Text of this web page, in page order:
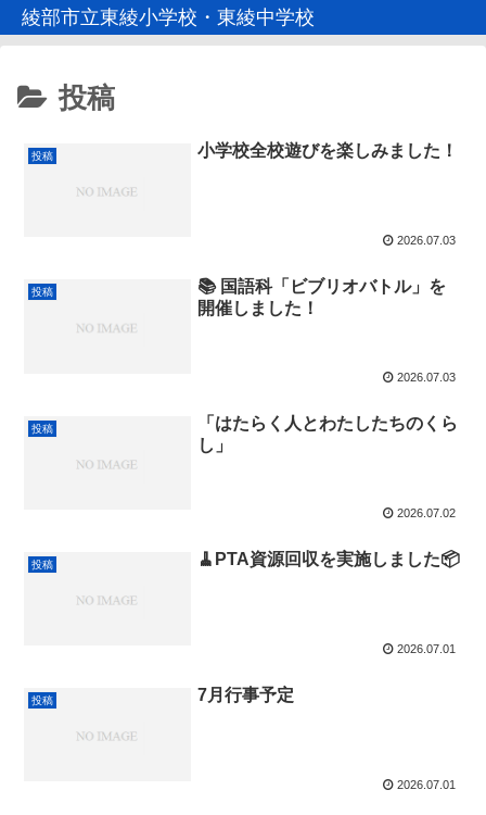
綾部市立東綾小学校・東綾中学校
投稿
投稿 小学校全校遊びを楽しみました！
2026.07.03
投稿
📚 国語科「ビブリオバトル」を
開催しました！
2026.07.03
投稿
「はたらく人とわたしたちのくら
し」
2026.07.02
投稿 🧹PTA資源回収を実施しました📦
2026.07.01
投稿 7月行事予定
2026.07.01